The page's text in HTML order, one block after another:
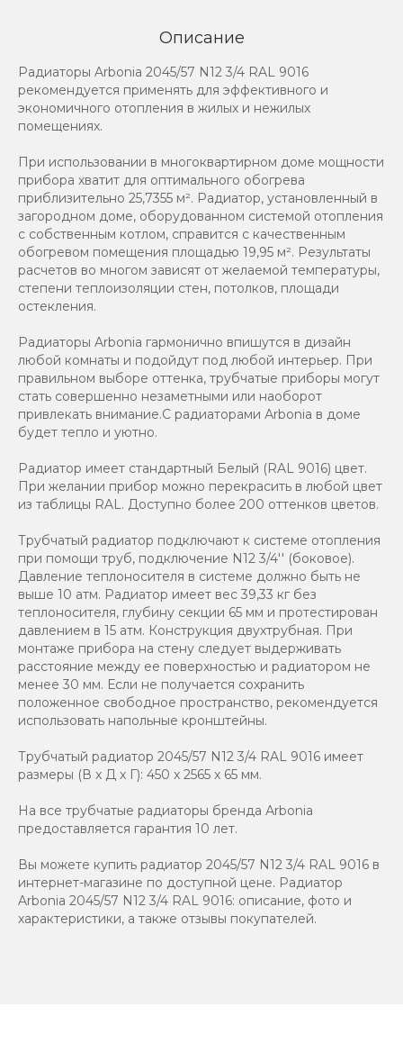
Описание
Радиаторы Arbonia 2045/57 N12 3/4 RAL 9016
рекомендуется применять для эффективного и
экономичного отопления в жилых и нежилых
помещениях.
При использовании в многоквартирном доме мощности
прибора хватит для оптимального обогрева
приблизительно 25,7355 м². Радиатор, установленный в
загородном доме, оборудованном системой отопления
с собственным котлом, справится с качественным
обогревом помещения площадью 19,95 м². Результаты
расчетов во многом зависят от желаемой температуры,
степени теплоизоляции стен, потолков, площади
остекления.
Радиаторы Arbonia гармонично впишутся в дизайн
любой комнаты и подойдут под любой интерьер. При
правильном выборе оттенка, трубчатые приборы могут
стать совершенно незаметными или наоборот
привлекать внимание.С радиаторами Аrbonia в доме
будет тепло и уютно.
Радиатор имеет стандартный Белый (RAL 9016) цвет.
При желании прибор можно перекрасить в любой цвет
из таблицы RAL. Доступно более 200 оттенков цветов.
Трубчатый радиатор подключают к системе отопления
при помощи труб, подключение N12 3/4'' (боковое).
Давление теплоносителя в системе должно быть не
выше 10 атм. Радиатор имеет вес 39,33 кг без
теплоносителя, глубину секции 65 мм и протестирован
давлением в 15 атм. Конструкция двухтрубная. При
монтаже прибора на стену следует выдерживать
расстояние между ее поверхностью и радиатором не
менее 30 мм. Если не получается сохранить
положенное свободное пространство, рекомендуется
использовать напольные кронштейны.
Трубчатый радиатор 2045/57 N12 3/4 RAL 9016 имеет
размеры (В x Д x Г): 450 x 2565 x 65 мм.
На все трубчатые радиаторы бренда Аrbonia
предоставляется гарантия 10 лет.
Вы можете купить радиатор 2045/57 N12 3/4 RAL 9016 в
интернет-магазине по доступной цене. Радиатор
Arbonia 2045/57 N12 3/4 RAL 9016: описание, фото и
характеристики, а также отзывы покупателей.